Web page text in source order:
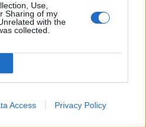
Use,
Sharing of my
with the
collected.
Access Privacy Policy
Share on X Bluesky
Link